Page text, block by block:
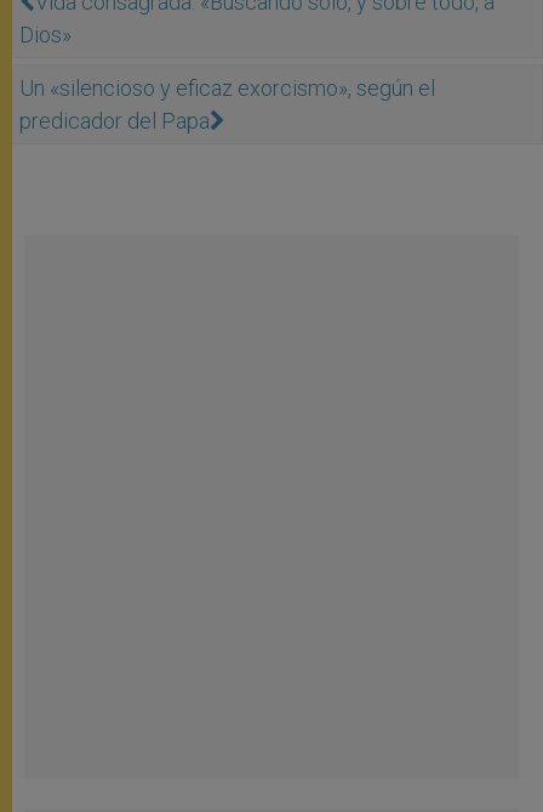
Dios»
Un «silencioso y eficaz exorcismo», según el
predicador del Papa